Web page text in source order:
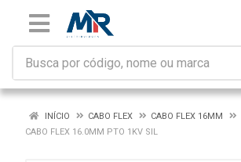
INÍCIO CABO FLEX
CABO FLEX 16MM
CABO FLEX 16.0MM PTO 1KV SIL